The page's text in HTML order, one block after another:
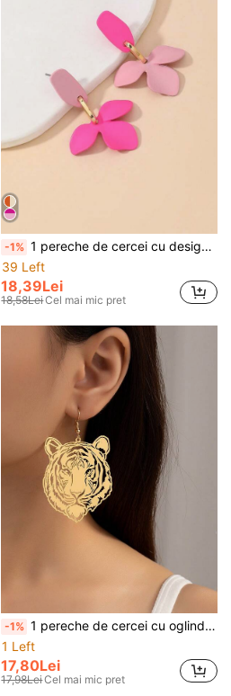
-1% 1 pereche de cercei cu design elegant cu petale, cu aspect high-end
39 Left
18,39Lei
18,58LeiCel mai mic pret
-1% 1 pereche de cercei cu oglindă cu cap de tigru în stil punk
1 Left
17,80Lei
17,98LeiCel mai mic pret